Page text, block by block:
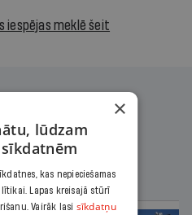
iespējas meklē šeit
×
lūdzam
kas nepieciešamas
Lapas kreisajā stūrī
Vairāk lasi sīkdatņu